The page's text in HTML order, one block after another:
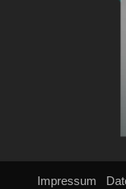
Impressum